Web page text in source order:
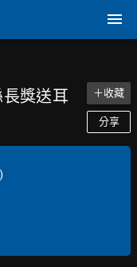
獎送耳
＋收藏
分享